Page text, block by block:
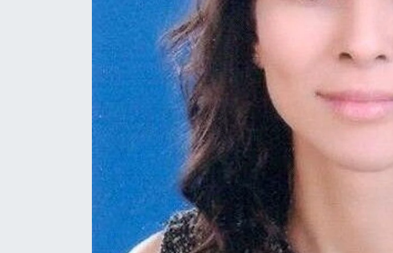
Kamu Alımları